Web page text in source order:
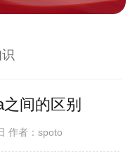
间的区别
作者：spoto